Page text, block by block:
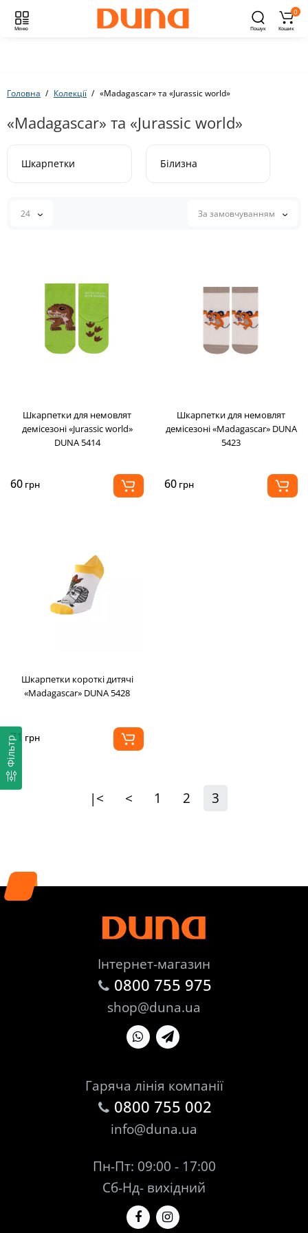
Меню Пошук
0
Кошик
Головна Колекції «Madagascar» та «Jurassic world»
Фільтр
«Madagascar» та «Jurassic world»
Шкарпетки Білизна
24 За замовчуванням
Шкарпетки для немовлят
демісезоні «Jurassic world»
DUNA 5414
60 грн
Шкарпетки для немовлят
демісезоні «Madagascar» DUNA
5423
60 грн
Шкарпетки короткі дитячі
«Madagascar» DUNA 5428
71 грн
|< < 1 2 3
Інтернет-магазин
0800 755 975
shop@duna.ua
Гаряча лінія компанії
0800 755 002
info@duna.ua
Пн-Пт: 09:00 - 17:00
Сб-Нд- вихідний